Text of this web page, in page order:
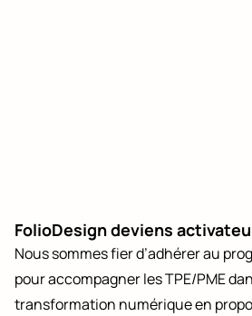
FolioDesign deviens
Nous sommes fier d’adhérer au
pour accompagner les TPE/PME
transformation numérique en